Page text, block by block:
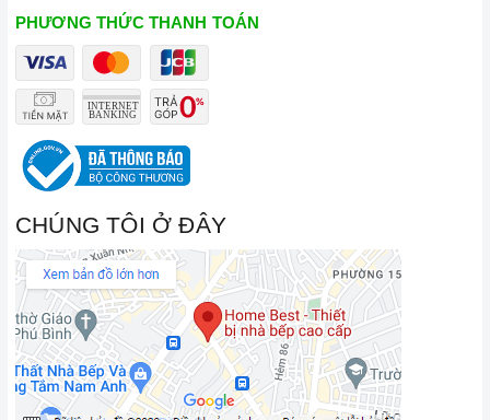
PHƯƠNG THỨC THANH TOÁN
CHÚNG TÔI Ở ĐÂY